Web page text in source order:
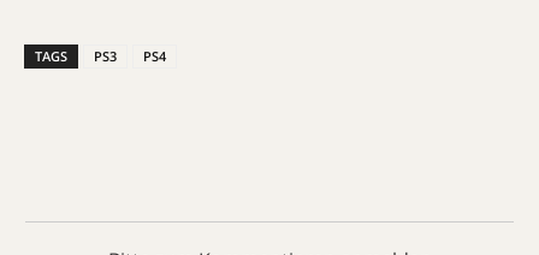
TAGS PS3 PS4